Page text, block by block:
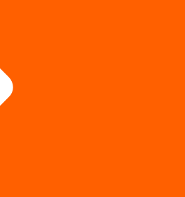
spreekt de dag na de
de beoogde fractievoorzitters.
wordt een verkenner
in gesprek met alle
om te zien welke fracties
zouden kunnen vormen. De